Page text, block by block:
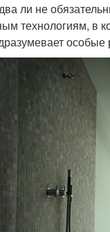
ли не
технологиям, в